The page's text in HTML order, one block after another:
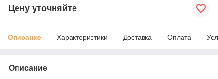
Цену уточняйте
Описание Характеристики Доставка Оплата
Описание